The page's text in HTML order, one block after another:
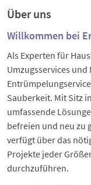
Über uns
Willkommen bei
Als Experten für
Umzugsservices
Sauberkeit. Mit Sitz
umfassende
befreien und neu zu
verfügt über das
Projekte jeder
durchzuführen.